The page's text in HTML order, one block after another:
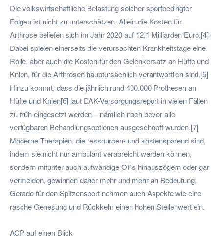
Die volkswirtschaftliche Belastung solcher sportbedingter
Folgen ist nicht zu unterschätzen. Allein die Kosten für
Arthrose beliefen sich im Jahr 2020 auf 12,1 Milliarden Euro.[4]
Dabei spielen einerseits die verursachten Krankheitstage eine
Rolle, aber auch die Kosten für den Gelenkersatz an Hüfte und
Knien, für die Arthrosen hauptursächlich verantwortlich sind.[5]
Hinzu kommt, dass die jährlich rund 400.000 Prothesen an
Hüfte und Knien[6] laut DAK-Versorgungsreport in vielen Fällen
zu früh eingesetzt werden – nämlich noch bevor alle
verfügbaren Behandlungsoptionen ausgeschöpft wurden.[7]
Moderne Therapien, die ressourcen- und kostensparend sind,
indem sie nicht nur ambulant verabreicht werden können,
sondern mitunter auch aufwändige OPs hinauszögern oder gar
vermeiden, gewinnen daher mehr und mehr an Bedeutung.
Gerade für den Spitzensport nehmen auch Aspekte wie eine
rasche Genesung und Rückkehr einen hohen Stellenwert ein.
ACP auf einen Blick